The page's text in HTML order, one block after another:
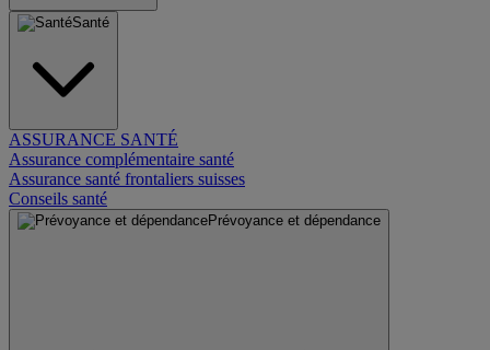
Santé
ASSURANCE SANTÉ
Assurance complémentaire santé
Assurance santé frontaliers suisses
Conseils santé
Prévoyance et dépendance